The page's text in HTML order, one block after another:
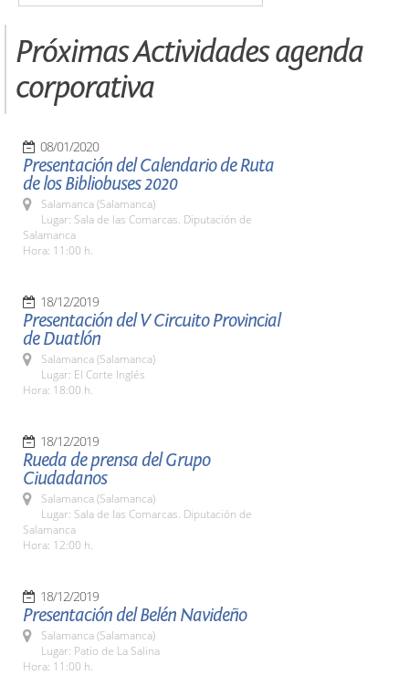
Próximas Actividades agenda
corporativa
08/01/2020
Presentación del Calendario de Ruta
de los Bibliobuses 2020
Salamanca (Salamanca)
Lugar: Sala de las Comarcas. Diputación de
Salamanca
Hora: 11:00 h.
18/12/2019
Presentación del V Circuito Provincial
de Duatlón
Salamanca (Salamanca)
Lugar: El Corte Inglés
Hora: 18:00 h.
18/12/2019
Rueda de prensa del Grupo
Ciudadanos
Salamanca (Salamanca)
Lugar: Sala de las Comarcas. Diputación de
Salamanca
Hora: 12:00 h.
18/12/2019
Presentación del Belén Navideño
Salamanca (Salamanca)
Lugar: Patio de La Salina
Hora: 11:00 h.